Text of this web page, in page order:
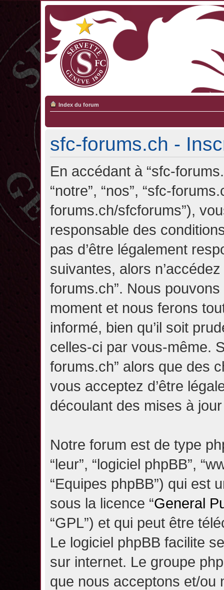
Index du forum
sfc-forums.ch -
En accédant à “sfc-
“notre”, “nos”, “sfc-
forums.ch/sfcforums”),
responsable des
pas d’être légalement
suivantes, alors
forums.ch”. Nous
moment et nous ferons
informé, bien qu’il soit
celles-ci par vous-même.
forums.ch” alors que des
vous acceptez d’être
découlant des mises à
Notre forum est de type
“leur”, “logiciel phpBB”,
“Equipes phpBB”) qui est
sous la licence “General
“GPL”) et qui peut être
Le logiciel phpBB facilite
sur internet. Le groupe
que nous acceptons et/ou